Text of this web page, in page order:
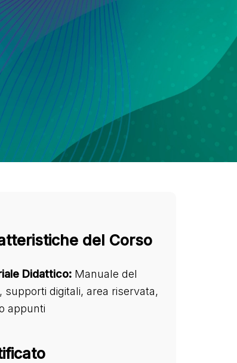
del Corso
Didattico:Manuale del
supporti digitali, area riservata,
appunti